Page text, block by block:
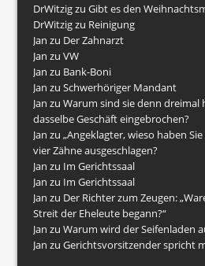
DrWitzigzuGibt es den
DrWitzigzu Reinigung
Jan zu Der Zahnarzt
Jan zuVW
Jan zu Bank-Boni
Jan zuSchwerhöriger Mandant
Jan zuWarum sind sie denn dreimal
dasselbe Geschäft eingebrochen?
Jan zu„Angeklagter, wieso haben
vier Zähne ausgeschlagen?
Jan zu Im Gerichtssaal
Jan zu Im Gerichtssaal
Jan zu Der Richter zum Zeugen:
Streit der Eheleute begann?“
Jan zuWarum wird der Seifenladen
Jan zuGerichtsvorsitzender spricht